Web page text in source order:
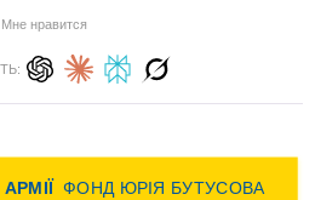
Мне нравится